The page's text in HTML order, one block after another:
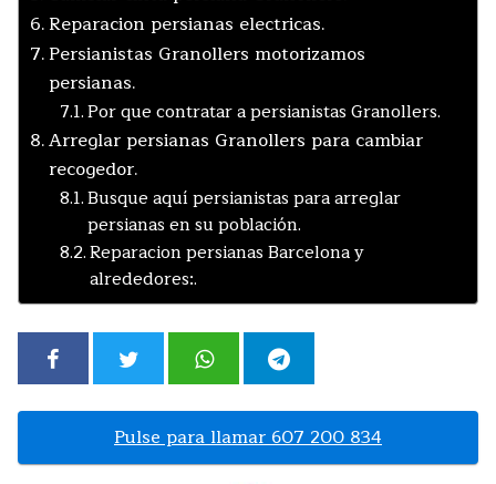
Reparacion persianas electricas.
Persianistas Granollers motorizamos
persianas.
Por que contratar a persianistas Granollers.
Arreglar persianas Granollers para cambiar
recogedor.
Busque aquí persianistas para arreglar
persianas en su población.
Reparacion persianas Barcelona y
alrededores:.
Pulse para llamar 607 200 834